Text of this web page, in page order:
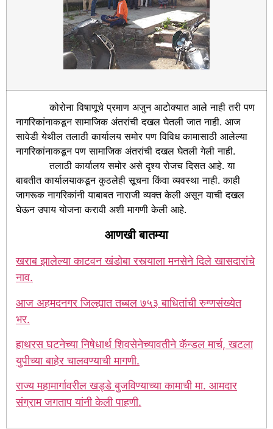
कोरोना विषाणूचे प्रमाण अजुन आटोक्यात आले नाही तरी पण
नागरिकांनाकडून सामाजिक अंतरांची दखल घेतली जात नाही. आज
सावेडी येथील तलाठी कार्यालय समोर पण विविध कामासाठी आलेल्या
नागरिकांनाकडून पण सामाजिक अंतरांची दखल घेतली गेली नाही.
तलाठी कार्यालय समोर असे दृश्य रोजच दिसत आहे. या
बाबतीत कार्यालयाकडून कुठलेही सूचना किंवा व्यवस्था नाही. काही
जागरूक नागरिकांनी याबाबत नाराजी व्यक्त केली असून याची दखल
घेऊन उपाय योजना करावी अशी मागणी केली आहे.
आणखी बातम्या
खराब झालेल्या काटवन खंडोबा रस्त्याला मनसेने दिले खासदारांचे
नाव.
आज अहमदनगर जिल्ह्यात तब्बल ७५३ बाधितांची रुग्णसंख्येत
भर.
हाथरस घटनेच्या निषेधार्थ शिवसेनेच्यावतीने कॅन्डल मार्च, खटला
युपीच्या बाहेर चालवण्याची मागणी.
राज्य महामार्गावरील खड्डे बुजविण्याच्या कामाची मा. आमदार
संग्राम जगताप यांनी केली पाहणी.